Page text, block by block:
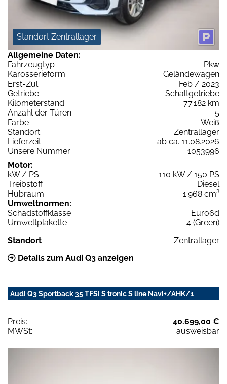
Standort Zentrallager
Allgemeine Daten:
Fahrzeugtyp
Pkw
Karosserieform
Geländewagen
Erst-Zul.
Feb / 2023
Getriebe
Schaltgetriebe
Kilometerstand
77.182 km
Anzahl der Türen
5
Farbe
Weiß
Standort
Zentrallager
Lieferzeit
ab ca. 11.08.2026
Unsere Nummer
1053996
Motor:
kW / PS
110 kW / 150 PS
Treibstoff
Diesel
Hubraum
1.968 cm³
Umweltnormen:
Schadstoffklasse
Euro6d
Umweltplakette
4 (Green)
Standort
Zentrallager
Details zum Audi Q3 anzeigen
Audi Q3 Sportback 35 TFSI S tronic S line Navi+/AHK/1
Preis:
40.699,00 €
MWSt:
ausweisbar